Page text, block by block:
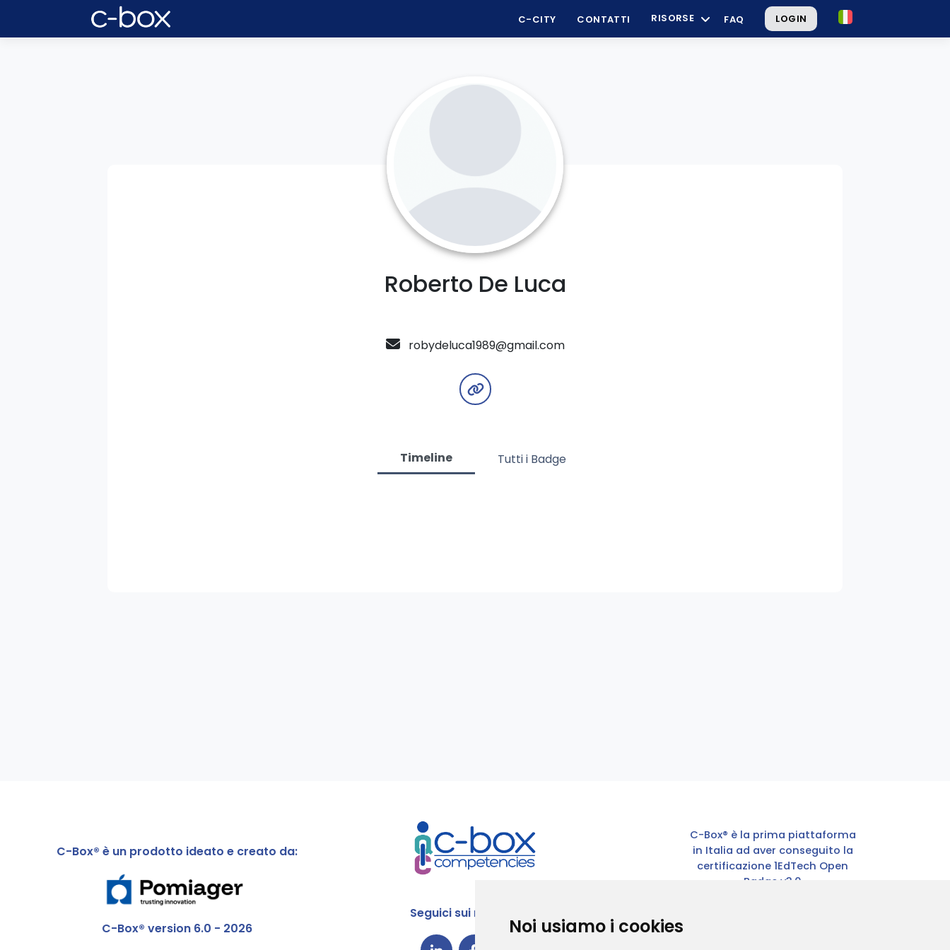
Noi usiamo i cookies
C-CITY CONTATTI RISORSE FAQ LOGIN
Roberto De Luca
robydeluca1989@gmail.com
Timeline Tutti i Badge
C-Box® è un prodotto ideato e creato da:
C-Box® version 6.0 - 2026
Seguici sui nostri social
C-Box® è la prima piattaforma
in Italia ad aver conseguito la
certificazione 1EdTech Open
Badge v3.0